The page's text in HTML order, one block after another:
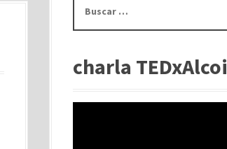
s
rcharla TEDxAlcoi